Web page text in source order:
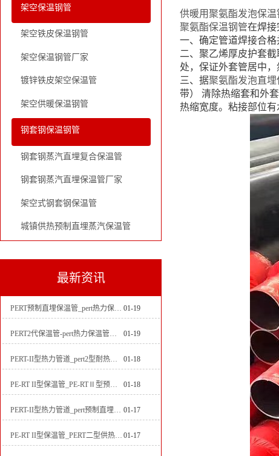
架空保温钢管
架空铁皮保温钢管
架空保温钢管厂家
镀锌铁皮架空保温管
架空供暖保温钢管
钢套钢保温钢管
钢套钢蒸汽直埋复合保温管
钢套钢蒸汽直埋保温管厂家
架空式钢套钢保温管
城镇供热预制直埋蒸汽保温管
最新资讯
PERT预制直埋保温管_pert热力保温管生产厂家 01-19
PERT2代保温管-pert热力保温管生产厂家 01-19
PERT-II型热力管道_pert2型耐热聚乙烯管_埋地pert二代保温管生产厂家 01-18
PE-RT II型保温管_PE-RTⅡ型预制直埋保温管_pert聚氨酯硬质保温管厂家 01-18
PERT-II型热力管道_pert预制直埋保温管生产厂家 01-17
PE-RT II型保温管_PERT二型供热管道_pert直埋保温管价格 01-17
供暖用聚氨酯发泡保温
聚氨酯保温钢管在焊接
一、确定管道焊接合
二、聚乙烯厚皮护套
处，保证外套管居中，
三、据聚氨酯发泡直
带） 清除热缩套和外
热缩宽度。粘接部位有